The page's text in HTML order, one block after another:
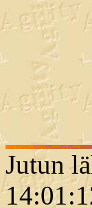
Jutun